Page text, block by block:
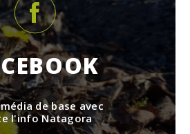
de base avec
l'info Natagora